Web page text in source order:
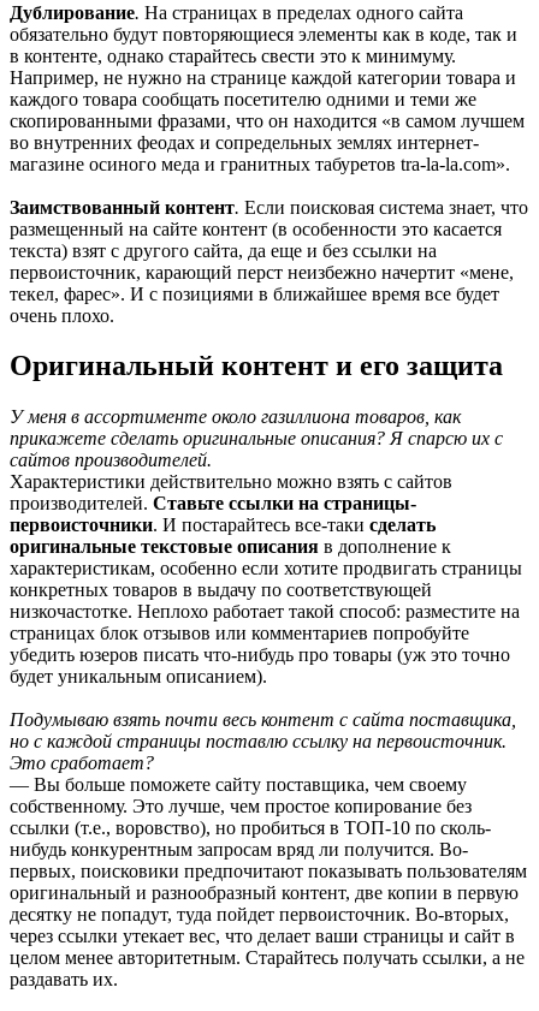
Дублирование. На страницах в пределах одного сайта
обязательно будут повторяющиеся элементы как в коде, так и
в контенте, однако старайтесь свести это к минимуму.
Например, не нужно на странице каждой категории товара и
каждого товара сообщать посетителю одними и теми же
скопированными фразами, что он находится «в самом лучшем
во внутренних феодах и сопредельных землях интернет-
магазине осиного меда и гранитных табуретов tra-la-la.com».
Заимствованный контент. Если поисковая система знает, что
размещенный на сайте контент (в особенности это касается
текста) взят с другого сайта, да еще и без ссылки на
первоисточник, карающий перст неизбежно начертит «мене,
текел, фарес». И с позициями в ближайшее время все будет
очень плохо.
Оригинальный контент и его защита
У меня в ассортименте около газиллиона товаров, как
прикажете сделать оригинальные описания? Я спарсю их с
сайтов производителей.
Характеристики действительно можно взять с сайтов
производителей. Ставьте ссылки на страницы-
первоисточники. И постарайтесь все-таки сделать
оригинальные текстовые описания в дополнение к
характеристикам, особенно если хотите продвигать страницы
конкретных товаров в выдачу по соответствующей
низкочастотке. Неплохо работает такой способ: разместите на
страницах блок отзывов или комментариев попробуйте
убедить юзеров писать что-нибудь про товары (уж это точно
будет уникальным описанием).
Подумываю взять почти весь контент с сайта поставщика,
но с каждой страницы поставлю ссылку на первоисточник.
Это сработает?
— Вы больше поможете сайту поставщика, чем своему
собственному. Это лучше, чем простое копирование без
ссылки (т.е., воровство), но пробиться в ТОП-10 по сколь-
нибудь конкурентным запросам вряд ли получится. Во-
первых, поисковики предпочитают показывать пользователям
оригинальный и разнообразный контент, две копии в первую
десятку не попадут, туда пойдет первоисточник. Во-вторых,
через ссылки утекает вес, что делает ваши страницы и сайт в
целом менее авторитетным. Старайтесь получать ссылки, а не
раздавать их.